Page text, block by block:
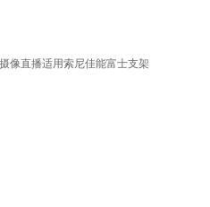
像直播适用索尼佳能富士支架